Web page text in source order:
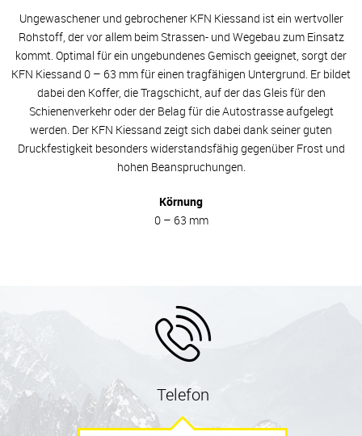
Ungewaschener und gebrochener KFN Kiessand ist ein wertvoller
Rohstoff, der vor allem beim Strassen- und Wegebau zum Einsatz
kommt. Optimal für ein ungebundenes Gemisch geeignet, sorgt der
KFN Kiessand 0 – 63 mm für einen tragfähigen Untergrund. Er bildet
dabei den Koffer, die Tragschicht, auf der das Gleis für den
Schienenverkehr oder der Belag für die Autostrasse aufgelegt
werden. Der KFN Kiessand zeigt sich dabei dank seiner guten
Druckfestigkeit besonders widerstandsfähig gegenüber Frost und
hohen Beanspruchungen.
Körnung
0 – 63 mm
Telefon